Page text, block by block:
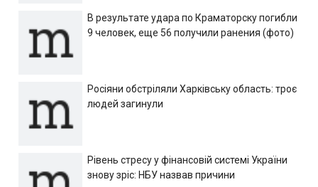
В результате удара по Краматорску погибли
9 человек, еще 56 получили ранения (фото)
Росіяни обстріляли Харківську область: троє
людей загинули
Рівень стресу у фінансовій системі України
знову зріс: НБУ назвав причини